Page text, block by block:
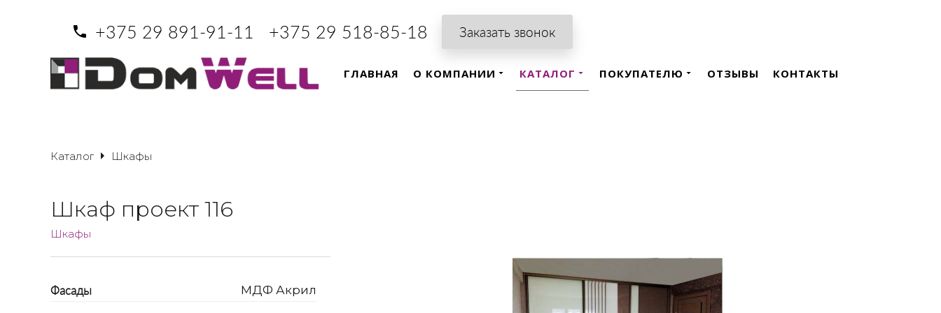
+375 29 891-91-11 +375 29 518-85-18 Заказать звонок
ГЛАВНАЯ О КОМПАНИИ КАТАЛОГ ПОКУПАТЕЛЮ ОТЗЫВЫ КОНТАКТЫ
Каталог Шкафы
Шкаф проект 116
Шкафы
Фасады МДФ Акрил